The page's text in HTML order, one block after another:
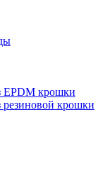
EPDM крошки
крошки